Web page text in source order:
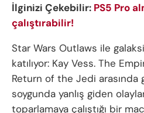
İlginizi Çekebilir: PS5 Pro
çalıştırabilir!
Star Wars Outlaws ile
katılıyor: Kay Vess. The
Return of the Jedi arasında
soygunda yanlış giden
toparlamaya çalıştığı bir